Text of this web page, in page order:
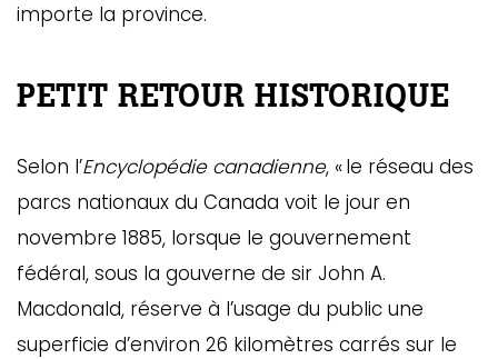
importe la province.
PETIT RETOUR HISTORIQUE
Selon l’Encyclopédie canadienne, « le réseau des
parcs nationaux du Canada voit le jour en
novembre 1885, lorsque le gouvernement
fédéral, sous la gouverne de sir John A.
Macdonald, réserve à l’usage du public une
superficie d’environ 26 kilomètres carrés sur le